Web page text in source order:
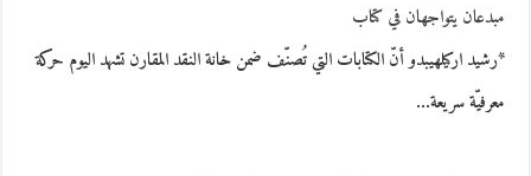
مبدعان يتواجهان في كتاب
*رشيد اركيلهيبدو أنّ الكتابات التي تُصنّف ضمن خانة النقد المقارن تشهد اليوم حركة
معرفيّة سريعة…